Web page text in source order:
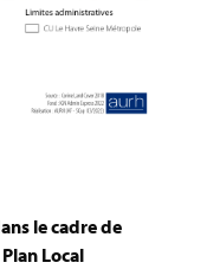
le cadre de
Local